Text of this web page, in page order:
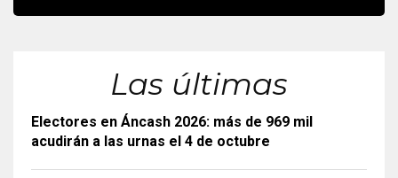
Las últimas
Electores en Áncash 2026: más de 969 mil
acudirán a las urnas el 4 de octubre